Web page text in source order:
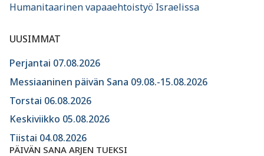
Humanitaarinen vapaaehtoistyö Israelissa
UUSIMMAT
Perjantai 07.08.2026
Messiaaninen päivän Sana 09.08.-15.08.2026
Torstai 06.08.2026
Keskiviikko 05.08.2026
Tiistai 04.08.2026
PÄIVÄN SANA ARJEN TUEKSI